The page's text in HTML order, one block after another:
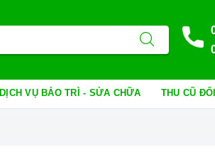
DỊCH VỤ BẢO TRÌ - SỬA CHỮA THU CŨ